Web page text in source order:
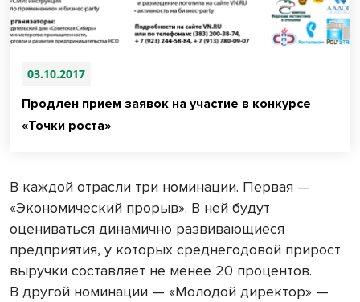
03.10.2017
Продлен прием заявок на участие в конкурсе
«Точки роста»
В каждой отрасли три номинации. Первая —
«Экономический прорыв». В ней будут
оцениваться динамично развивающиеся
предприятия, у которых среднегодовой прирост
выручки составляет не менее 20 процентов.
В другой номинации — «Молодой директор» —